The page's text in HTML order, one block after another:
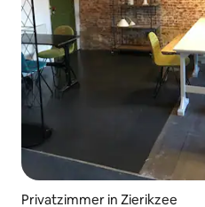
Privatzimmer in Zierikzee